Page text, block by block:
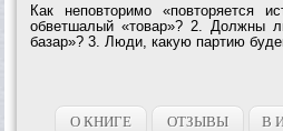
Как неповторимо «повторяется
обветшалый «товар»? 2. Должны
базар»? 3. Люди, какую партию
О КНИГЕ ОТЗЫВЫ В